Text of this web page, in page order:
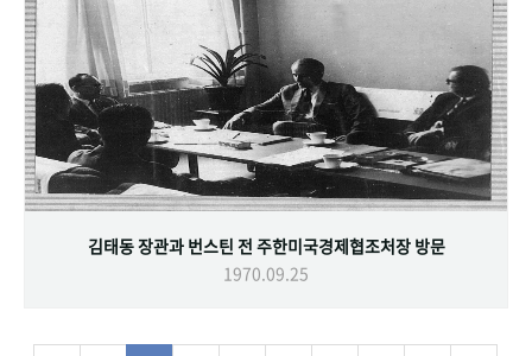
김태동 장관과 번스틴 전 주한미국경제협조처장 방문
1970.09.25